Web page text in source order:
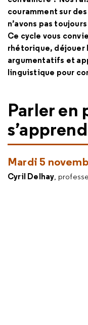
couramment sur
n’avons pas
Ce cycle vous
rhétorique, déjouer
argumentatifs et
linguistique pour
Parler en
s’apprend
Mardi 5
Cyril Delhay,